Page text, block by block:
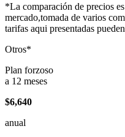
*La comparación de precios
mercado,tomada de varios
tarifas aqui presentadas
Otros*
Plan forzoso
a 12 meses
$6,640
anual